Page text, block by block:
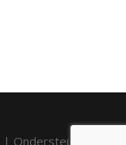
| Ondersteund